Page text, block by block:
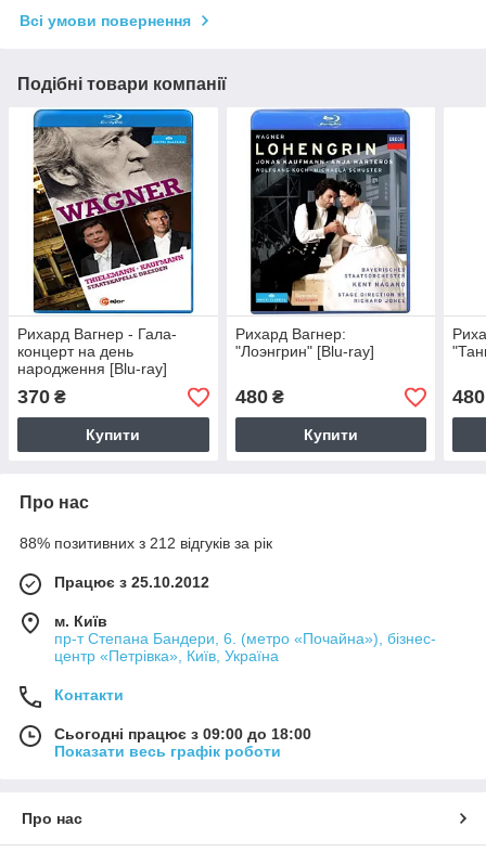
Всі умови повернення
Подібні товари компанії
Рихард Вагнер - Гала-
концерт на день
народження [Blu-ray]
370 ₴
Купити
Рихард Вагнер:
"Лоэнгрин" [Blu-ray]
480₴
Купити
480
Про нас
88% позитивних з 212 відгуків за рік
Працює з 25.10.2012
м. Київ
пр-т Степана Бандери, 6. (метро «Почайна»), бізнес-
центр «Петрівка», Київ, Україна
Контакти
Сьогодні працює з 09:00 до 18:00
Показати весь графік роботи
Про нас